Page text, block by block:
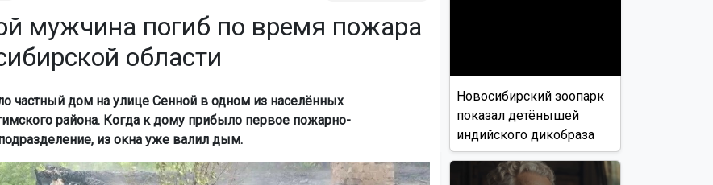
мужчина погиб по время пожара
области
частный дом на улице Сенной в одном из населённых
района. Когда к дому прибыло первое пожарно-
из окна уже валил дым.
Новосибирский зоопарк
показал детёнышей
индийского дикобраза